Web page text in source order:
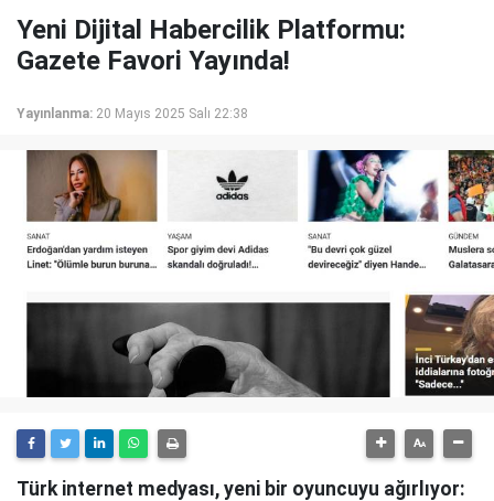
Yeni Dijital Habercilik Platformu:
Gazete Favori Yayında!
Yayınlanma: 20 Mayıs 2025 Salı 22:38
Türk internet medyası, yeni bir oyuncuyu ağırlıyor: